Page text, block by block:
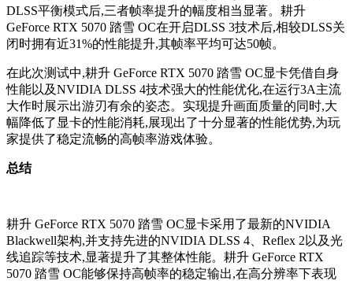
DLSS平衡模式后,三者帧率提升的幅度相当显著。耕升
GeForce RTX 5070 踏雪 OC在开启DLSS 3技术后,相较DLSS关
闭时拥有近31%的性能提升,其帧率平均可达50帧。
在此次测试中,耕升 GeForce RTX 5070 踏雪 OC显卡凭借自身
性能以及NVIDIA DLSS 4技术强大的性能优化,在运行3A主流
大作时展示出游刃有余的姿态。实现提升画面质量的同时,大
幅降低了显卡的性能消耗,展现出了十分显著的性能优势,为玩
家提供了稳定流畅的高帧率游戏体验。
总结
耕升 GeForce RTX 5070 踏雪 OC显卡采用了最新的NVIDIA
Blackwell架构,并支持先进的NVIDIA DLSS 4、Reflex 2以及光
线追踪等技术,显著提升了其整体性能。耕升 GeForce RTX
5070 踏雪 OC能够保持高帧率的稳定输出,在高分辨率下表现